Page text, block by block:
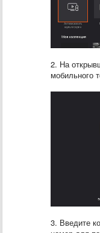
2. На
мобильного
3. Введите